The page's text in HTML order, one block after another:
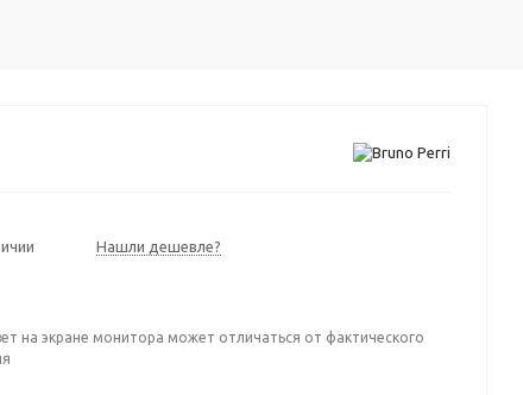
Нашли дешевле?
на экране монитора может отличаться от фактического